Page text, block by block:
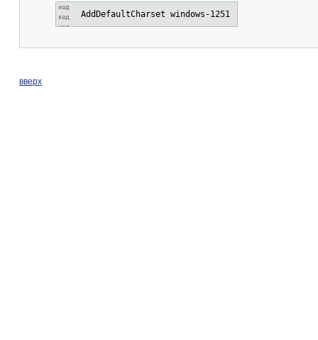
AddDefaultCharset windows-1251
вверх